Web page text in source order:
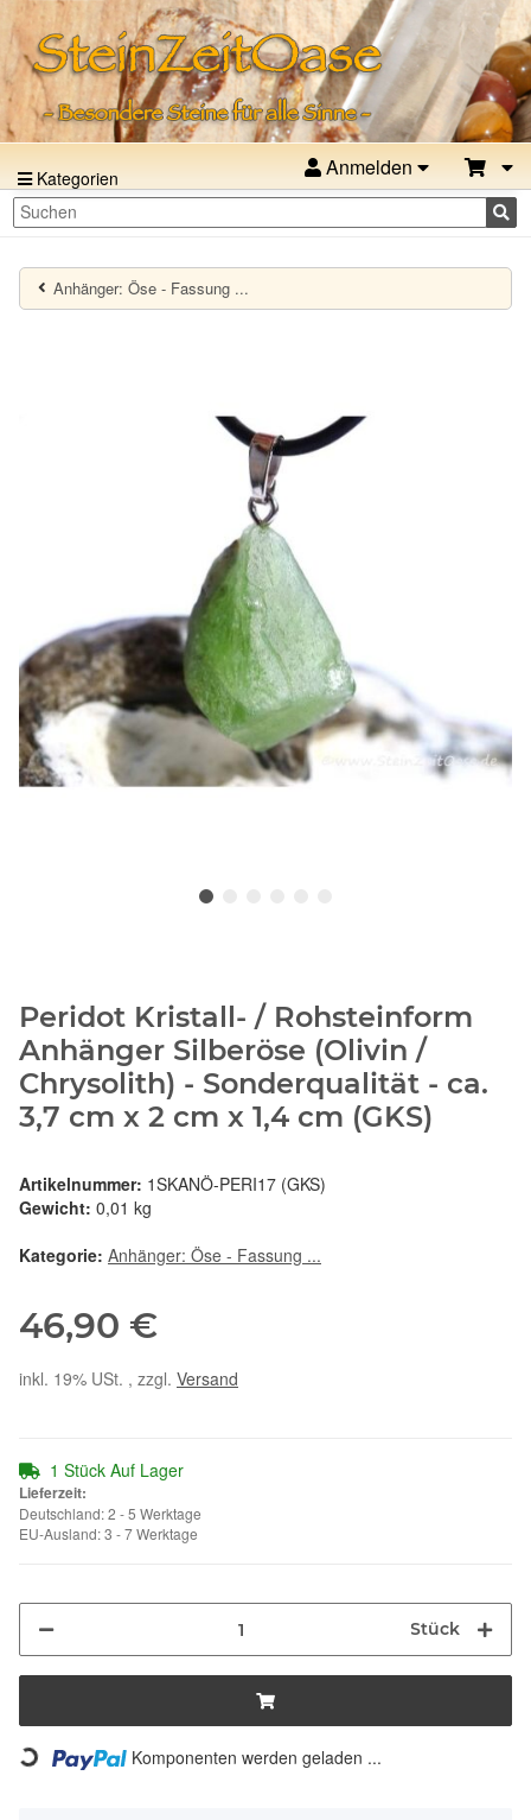
Kategorien Anmelden
Anhänger: Öse - Fassung ...
Peridot Kristall- / Rohsteinform
Anhänger Silberöse (Olivin /
Chrysolith) - Sonderqualität - ca.
3,7 cm x 2 cm x 1,4 cm (GKS)
Artikelnummer: 1SKANÖ-PERI17 (GKS)
Gewicht: 0,01 kg
Kategorie: Anhänger: Öse - Fassung ...
46,90 €
inkl. 19% USt. , zzgl. Versand
1 Stück Auf Lager
Lieferzeit:
Deutschland: 2 - 5 Werktage
EU-Ausland: 3 - 7 Werktage
Stück
Loading... Komponenten werden geladen ...